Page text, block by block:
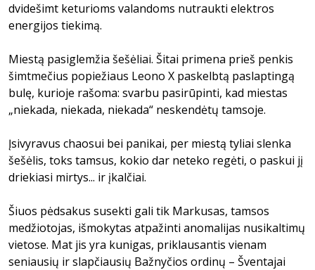
dvidešimt keturioms valandoms nutraukti elektros
energijos tiekimą.
Miestą pasiglemžia šešėliai. Šitai primena prieš penkis
šimtmečius popiežiaus Leono X paskelbtą paslaptingą
bulę, kurioje rašoma: svarbu pasirūpinti, kad miestas
„niekada, niekada, niekada“ neskendėtų tamsoje.
Įsivyravus chaosui bei panikai, per miestą tyliai slenka
šešėlis, toks tamsus, kokio dar neteko regėti, o paskui jį
driekiasi mirtys... ir įkalčiai.
Šiuos pėdsakus susekti gali tik Markusas, tamsos
medžiotojas, išmokytas atpažinti anomalijas nusikaltimų
vietose. Mat jis yra kunigas, priklausantis vienam
seniausių ir slapčiausių Bažnyčios ordinų – Šventajai